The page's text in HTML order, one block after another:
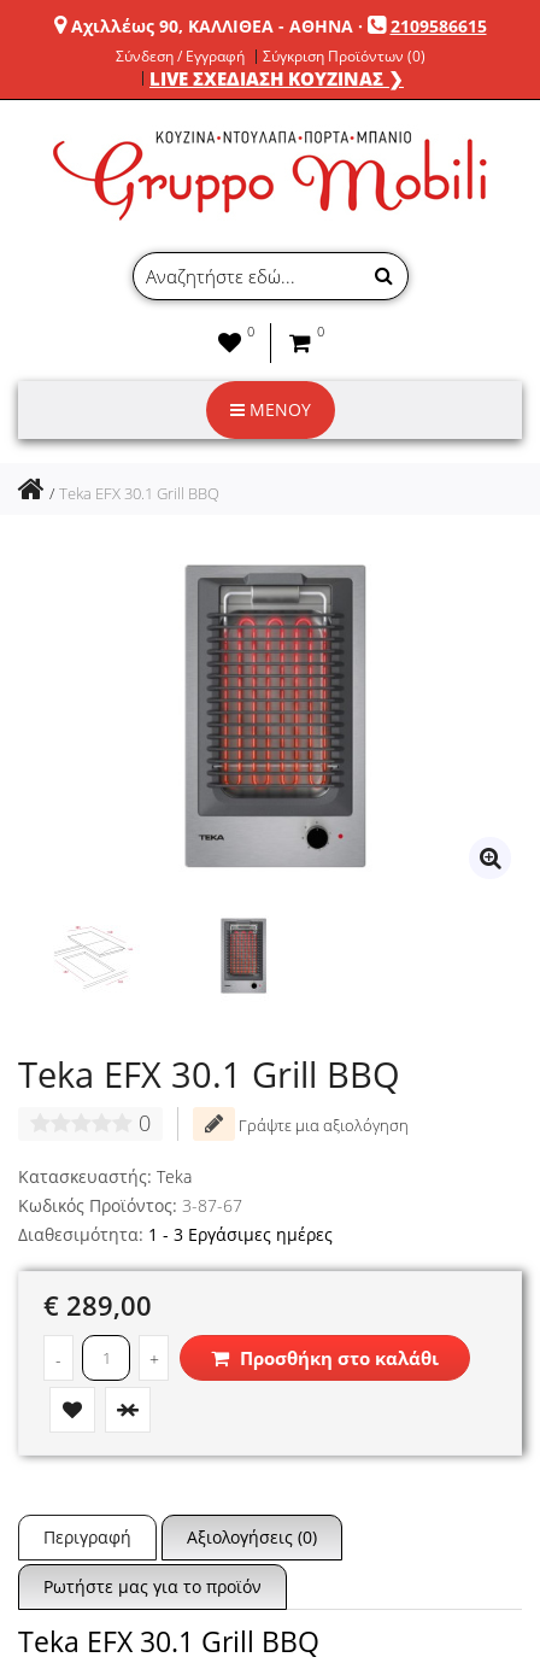
Αχιλλέως 90, ΚΑΛΛΙΘΕΑ - ΑΘΗΝΑ· 2109586615
Σύνδεση / Εγγραφή Σύγκριση Προϊόντων (0)
LIVE ΣΧΕΔΙΑΣΗ ΚΟΥΖΙΝΑΣ ❯
0 0
ΜΕΝΟΥ
Teka EFX 30.1 Grill BBQ
Teka EFX 30.1 Grill BBQ
0 Γράψτε μια αξιολόγηση
Κατασκευαστής: Teka
Κωδικός Προϊόντος: 3-87-67
Διαθεσιμότητα: 1 - 3 Εργάσιμες ημέρες
€ 289,00
- + Προσθήκη στο καλάθι
Περιγραφή Αξιολογήσεις (0)
Ρωτήστε μας για το προϊόν
Teka EFX 30.1 Grill BBQ